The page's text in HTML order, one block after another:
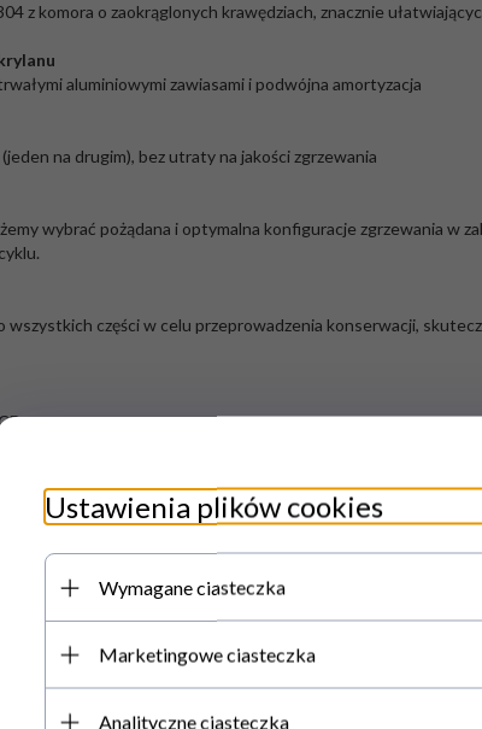
z komora o zaokrąglonych krawędziach, znacznie
aluminiowymi zawiasami i podwójna amortyzacja
na drugim), bez utraty na jakości zgrzewania
wybrać pożądana i optymalna konfiguracje zgrzewania w
części w celu przeprowadzenia konserwacji,
kalibracji prózni
konsystencji
Ustawienia plików cookies
Wymagane ciasteczka
Marketingowe ciasteczka
Analityczne ciasteczka